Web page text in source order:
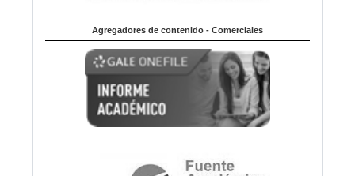
Agregadores de contenido - Comerciales